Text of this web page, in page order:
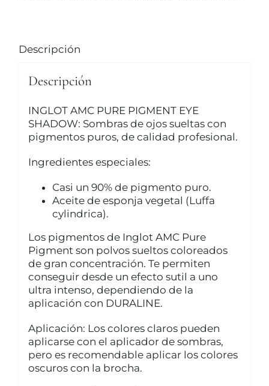
CUIDADO CAPILAR
Descripción
Descripción
INGLOT AMC PURE PIGMENT EYE
SHADOW: Sombras de ojos sueltas con
pigmentos puros, de calidad profesional.
Ingredientes especiales:
Casi un 90% de pigmento puro.
Aceite de esponja vegetal (Luffa
cylindrica).
Los pigmentos de Inglot AMC Pure
Pigment son polvos sueltos coloreados
de gran concentración. Te permiten
conseguir desde un efecto sutil a uno
ultra intenso, dependiendo de la
aplicación con DURALINE.
Aplicación: Los colores claros pueden
aplicarse con el aplicador de sombras,
pero es recomendable aplicar los colores
oscuros con la brocha.